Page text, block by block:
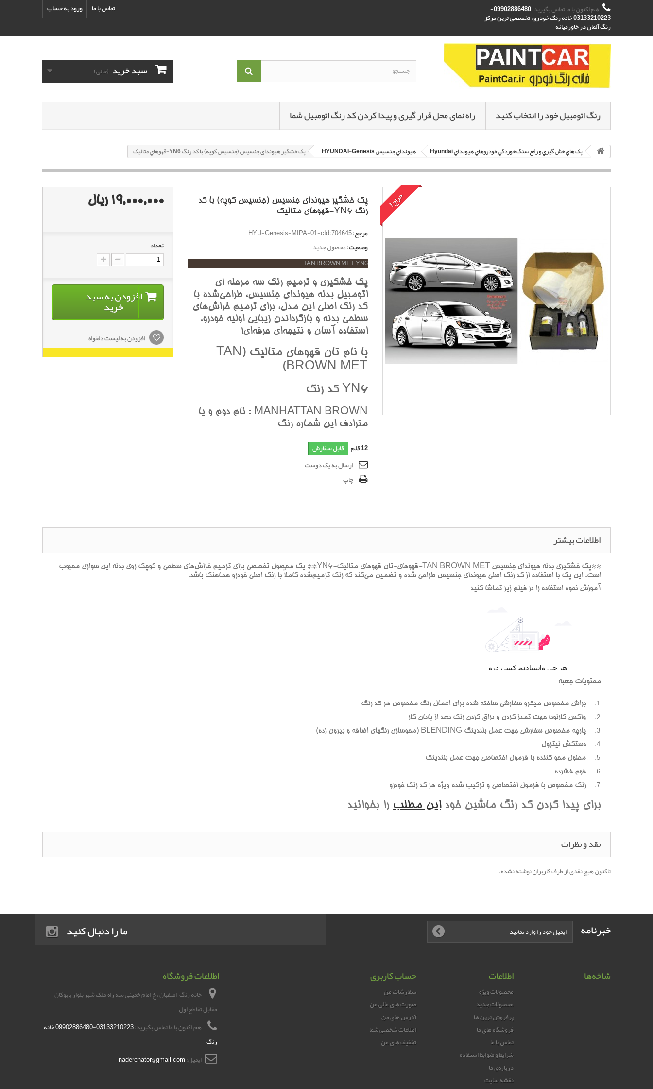
ورود به حساب تماس با ما هم اکنون با ما تماس بگیرید: 09902886480-
03133210223 خانه رنگ خودرو ، تخصصی ترین مرکز
رنگ آلمان در خاورمیانه
سبد خرید (خالی)
رنگ اتومبیل خود را انتخاب کنید راه نمای محل قرار گیری و پیدا کردن کد رنگ اتومبیل شما
پک هاي خش گيري و رفع سنگ خوردگي خودروهاي هيونداي Hyundai هيونداي جنسيس HYUNDAI-Genesis پک خشگير هیوندای جنسیس (جنسیس کوپه) با کد رنگ YN6-قهوهاي متاليک
حراج!
پک خشگير هیوندای جنسیس (جنسیس کوپه) با کد
رنگ YN6-قهوهاي متاليک
مرجع:HYU-Genesis-MIPA-01-cId:704645
وضعیت:محصول جدید
TAN BROWN MET YN6
پک خشگيري و ترميم رنگ سه مرحله اي
اتومبيل بدنه هيونداي جنسيس، طراحي‌شده با
کد رنگ اصلي اين مدل، براي ترميم خراش‌هاي
سطحي بدنه و بازگرداندن زيبايي اوليه خودرو.
استفاده آسان و نتيجه‌اي حرفه‌اي!
با نام تان قهوهاي متاليک (TAN
BROWN MET)
YN6 کد رنگ
MANHATTAN BROWN : نام دوم و يا
مترادف اين شماره رنگ
12قلم قابل سفارش
ارسال به یک دوست
چاپ
19,000,000 ریال
تعداد
افزودن به سبد
خرید
افزودن به لیست دلخواه
اطلاعات بیشتر
**پک خشگيري بدنه هيونداي جنسيس TAN BROWN MET-قهوهاي-تان قهوهاي متاليک-YN6** يک محصول تخصصي براي ترميم خراش‌هاي سطحي و کوچک روي بدنه اين سواري محبوب
است. اين پک با استفاده از کد رنگ اصلي هيونداي جنسيس طراحي شده و تضمين مي‌کند که رنگ ترميم‌شده کاملاً با رنگ اصلي خودرو هماهنگ باشد.
آموزش نحوه استفاده را در فيلم زير تماشا کنيد
محتويات جعبه
براش مخصوص ميکرو سفارشي ساخته شده براي اعمال رنگ مخصوص هر کد رنگ
واکس کارنوبا جهت تميز کردن و براق کردن رنگ بعد از پايان کار
پارچه مخصوص سفارشي جهت عمل بلندينگ BLENDING (محوسازي رنگهاي اضافه و بيرون زده)
دستکش نيترول
محلول محو کننده با فرمول اختصاصي جهت عمل بلندينگ
فوم فشرده
رنگ مخصوص با فرمول اختصاصي و ترکيب شده ويژه هر کد رنگ خودرو
براي پيدا کردن کد رنگ ماشين خوداين مطلب را بخوانيد
نقد و نظرات
تاکنون هیچ نقدی از طرف کاربران نوشته نشده.
خبرنامه ما را دنبال کنید
شاخه‌ها اطلاعات
محصولات ویژه
محصولات جدید
پرفروش ترین‌ ها
فروشگاه های ما
تماس با ما
شرایط و ضوابط استفاده
درباره‌ی ما
نقشه سایت
حساب کاربری
سفارشات من
صورت های مالی من
آدرس های من
اطلاعات شخصی شما
تخفیف های من
اطلاعات فروشگاه
خانه رنگ , اصفهان ، خ امام خمینی سه راه ملک شهر بلوار بابوکان
مقابل تقاطع اول
هم اکنون با ما تماس بگیرید:
03133210223-09902886480 خانه
رنگ
ایمیل:naderenator@gmail.com